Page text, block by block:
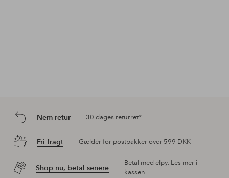
Nem retur 30 dages returret*
Fri fragt Gælder for postpakker over 599 DKK
Shop nu, betal senere
Betal med elpy. Les mer i
kassen.